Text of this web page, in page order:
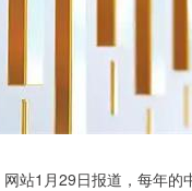
站1月29日报道，每年